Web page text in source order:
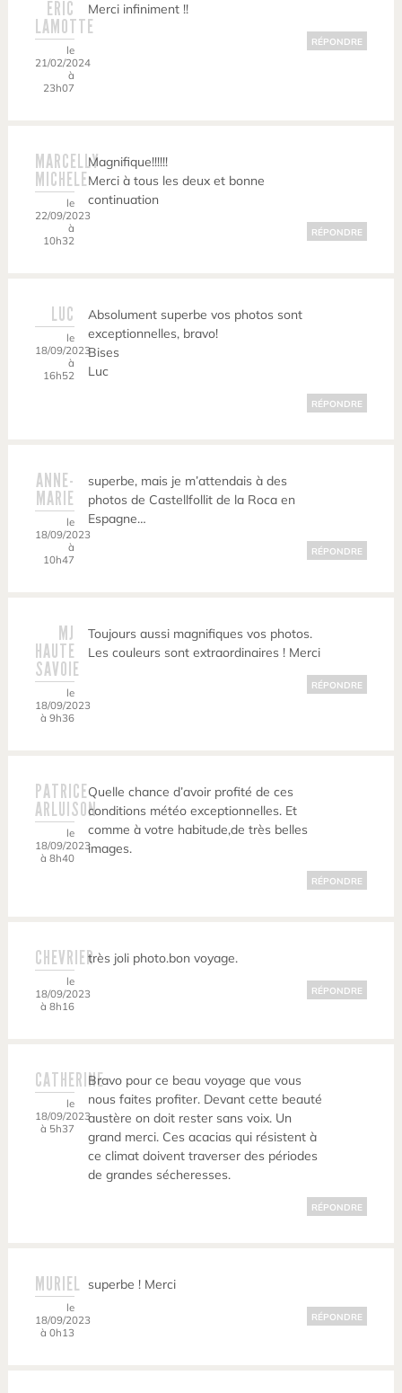
ERIC
LAMOTTE
le
21/02/2024
à
23h07
Merci infiniment !!
RÉPONDRE
MARCELLY
MICHELE
le
22/09/2023
à
10h32
Magnifique!!!!!!
Merci à tous les deux et bonne
continuation
RÉPONDRE
LUC
le
18/09/2023
à
16h52
Absolument superbe vos photos sont
exceptionnelles, bravo!
Bises
Luc
RÉPONDRE
ANNE-
MARIE
le
18/09/2023
à
10h47
superbe, mais je m’attendais à des
photos de Castellfollit de la Roca en
Espagne…
RÉPONDRE
MJ
HAUTE
SAVOIE
le
18/09/2023
à 9h36
Toujours aussi magnifiques vos photos.
Les couleurs sont extraordinaires ! Merci
RÉPONDRE
PATRICE
ARLUISON
le
18/09/2023
à 8h40
Quelle chance d’avoir profité de ces
conditions météo exceptionnelles. Et
comme à votre habitude,de très belles
images.
RÉPONDRE
CHEVRIER
le
18/09/2023
à 8h16
très joli photo.bon voyage.
RÉPONDRE
CATHERINE
le
18/09/2023
à 5h37
Bravo pour ce beau voyage que vous
nous faites profiter. Devant cette beauté
austère on doit rester sans voix. Un
grand merci. Ces acacias qui résistent à
ce climat doivent traverser des périodes
de grandes sécheresses.
RÉPONDRE
MURIEL
le
18/09/2023
à 0h13
superbe ! Merci
RÉPONDRE